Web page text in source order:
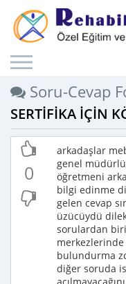
Soru-Cevap
SERTİFİKA İÇİN
0
arkadaşlar
genel
öğretmeni
bilgi edinme
gelen cevap
üzücüydü
sorulardan
bulundurma
diğer soruda